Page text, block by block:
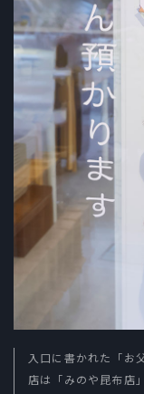
入口に書かれた「お
店は「みのや昆布店